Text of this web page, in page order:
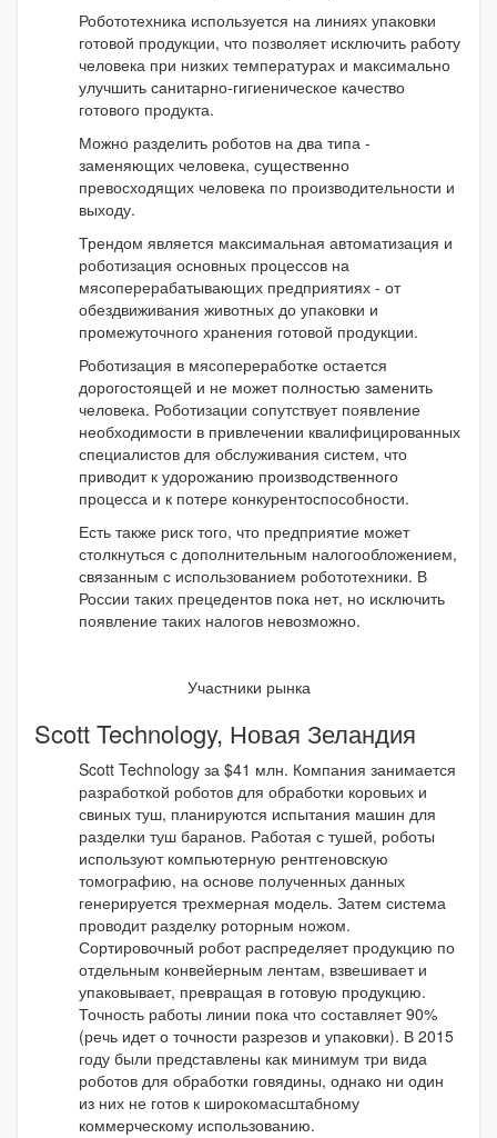
Робототехника используется на линиях упаковки
готовой продукции, что позволяет исключить работу
человека при низких температурах и максимально
улучшить санитарно-гигиеническое качество
готового продукта.
Можно разделить роботов на два типа -
заменяющих человека, существенно
превосходящих человека по производительности и
выходу.
Трендом является максимальная автоматизация и
роботизация основных процессов на
мясоперерабатывающих предприятиях - от
обездвиживания животных до упаковки и
промежуточного хранения готовой продукции.
Роботизация в мясопереработке остается
дорогостоящей и не может полностью заменить
человека. Роботизации сопутствует появление
необходимости в привлечении квалифицированных
специалистов для обслуживания систем, что
приводит к удорожанию производственного
процесса и к потере конкурентоспособности.
Есть также риск того, что предприятие может
столкнуться с дополнительным налогообложением,
связанным с использованием робототехники. В
России таких прецедентов пока нет, но исключить
появление таких налогов невозможно.
Участники рынка
Scott Technology, Новая Зеландия
Scott Technology за $41 млн. Компания занимается
разработкой роботов для обработки коровьих и
свиных туш, планируются испытания машин для
разделки туш баранов. Работая с тушей, роботы
используют компьютерную рентгеновскую
томографию, на основе полученных данных
генерируется трехмерная модель. Затем система
проводит разделку роторным ножом.
Сортировочный робот распределяет продукцию по
отдельным конвейерным лентам, взвешивает и
упаковывает, превращая в готовую продукцию.
Точность работы линии пока что составляет 90%
(речь идет о точности разрезов и упаковки). В 2015
году были представлены как минимум три вида
роботов для обработки говядины, однако ни один
из них не готов к широкомасштабному
коммерческому использованию.